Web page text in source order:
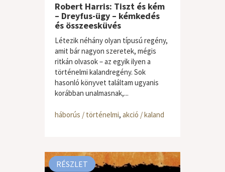
Robert Harris: Tiszt és kém
– Dreyfus-ügy – kémkedés
és összeesküvés
Létezik néhány olyan típusú regény,
amit bár nagyon szeretek, mégis
ritkán olvasok – az egyik ilyen a
történelmi kalandregény. Sok
hasonló könyvet találtam ugyanis
korábban unalmasnak,...
háborús / történelmi, akció / kaland
RÉSZLET